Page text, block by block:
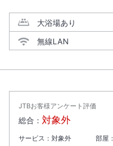
大浴場あり
無線LAN
JTBお客様アンケート評価
総合： 対象外
サービス： 対象外 部屋：